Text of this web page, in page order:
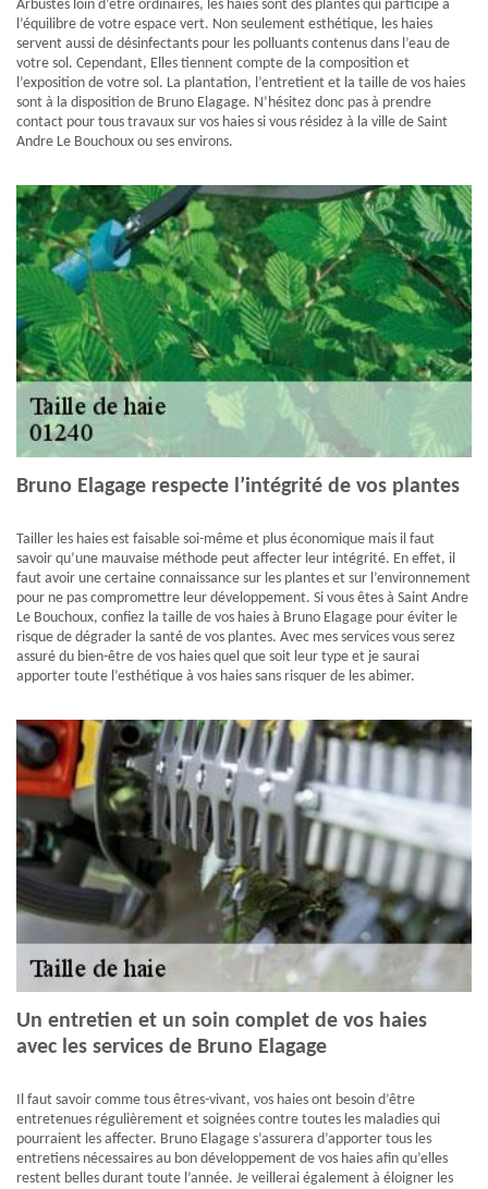
Arbustes loin d’être ordinaires, les haies sont des plantes qui participe à
l’équilibre de votre espace vert. Non seulement esthétique, les haies
servent aussi de désinfectants pour les polluants contenus dans l’eau de
votre sol. Cependant, Elles tiennent compte de la composition et
l’exposition de votre sol. La plantation, l’entretient et la taille de vos haies
sont à la disposition de Bruno Elagage. N’hésitez donc pas à prendre
contact pour tous travaux sur vos haies si vous résidez à la ville de Saint
Andre Le Bouchoux ou ses environs.
Bruno Elagage respecte l’intégrité de vos plantes
Tailler les haies est faisable soi-même et plus économique mais il faut
savoir qu’une mauvaise méthode peut affecter leur intégrité. En effet, il
faut avoir une certaine connaissance sur les plantes et sur l’environnement
pour ne pas compromettre leur développement. Si vous êtes à Saint Andre
Le Bouchoux, confiez la taille de vos haies à Bruno Elagage pour éviter le
risque de dégrader la santé de vos plantes. Avec mes services vous serez
assuré du bien-être de vos haies quel que soit leur type et je saurai
apporter toute l’esthétique à vos haies sans risquer de les abimer.
Un entretien et un soin complet de vos haies
avec les services de Bruno Elagage
Il faut savoir comme tous êtres-vivant, vos haies ont besoin d’être
entretenues régulièrement et soignées contre toutes les maladies qui
pourraient les affecter. Bruno Elagage s’assurera d’apporter tous les
entretiens nécessaires au bon développement de vos haies afin qu’elles
restent belles durant toute l’année. Je veillerai également à éloigner les